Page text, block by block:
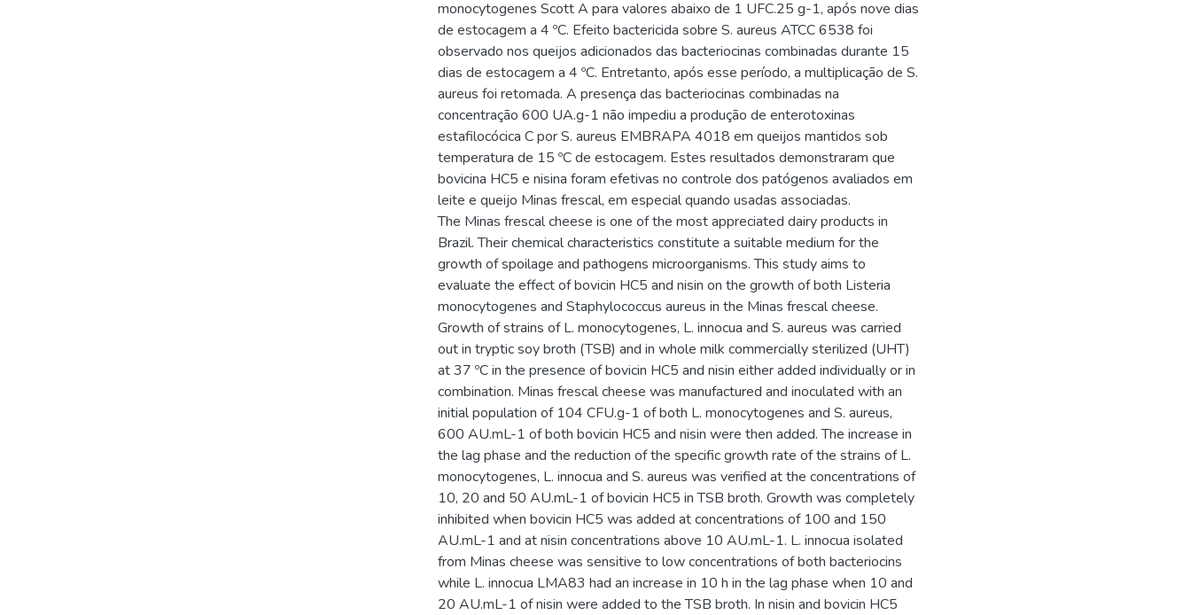
monocytogenes Scott A para valores abaixo de 1 UFC.25 g-1, após nove dias
de estocagem a 4 ºC. Efeito bactericida sobre S. aureus ATCC 6538 foi
observado nos queijos adicionados das bacteriocinas combinadas durante 15
dias de estocagem a 4 ºC. Entretanto, após esse período, a multiplicação de S.
aureus foi retomada. A presença das bacteriocinas combinadas na
concentração 600 UA.g-1 não impediu a produção de enterotoxinas
estafilocócica C por S. aureus EMBRAPA 4018 em queijos mantidos sob
temperatura de 15 ºC de estocagem. Estes resultados demonstraram que
bovicina HC5 e nisina foram efetivas no controle dos patógenos avaliados em
leite e queijo Minas frescal, em especial quando usadas associadas.
The Minas frescal cheese is one of the most appreciated dairy products in
Brazil. Their chemical characteristics constitute a suitable medium for the
growth of spoilage and pathogens microorganisms. This study aims to
evaluate the effect of bovicin HC5 and nisin on the growth of both Listeria
monocytogenes and Staphylococcus aureus in the Minas frescal cheese.
Growth of strains of L. monocytogenes, L. innocua and S. aureus was carried
out in tryptic soy broth (TSB) and in whole milk commercially sterilized (UHT)
at 37 ºC in the presence of bovicin HC5 and nisin either added individually or in
combination. Minas frescal cheese was manufactured and inoculated with an
initial population of 104 CFU.g-1 of both L. monocytogenes and S. aureus,
600 AU.mL-1 of both bovicin HC5 and nisin were then added. The increase in
the lag phase and the reduction of the specific growth rate of the strains of L.
monocytogenes, L. innocua and S. aureus was verified at the concentrations of
10, 20 and 50 AU.mL-1 of bovicin HC5 in TSB broth. Growth was completely
inhibited when bovicin HC5 was added at concentrations of 100 and 150
AU.mL-1 and at nisin concentrations above 10 AU.mL-1. L. innocua isolated
from Minas cheese was sensitive to low concentrations of both bacteriocins
while L. innocua LMA83 had an increase in 10 h in the lag phase when 10 and
20 AU.mL-1 of nisin were added to the TSB broth. In nisin and bovicin HC5